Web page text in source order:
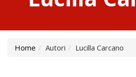
Home Autori Lucilla Carcano